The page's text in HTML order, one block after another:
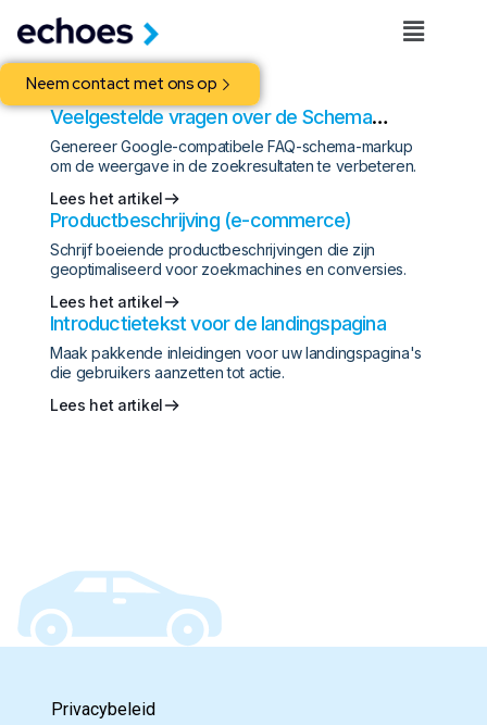
Neem contact met ons op
Veelgestelde vragen over de Schema
Generator (JSON-LD)
Genereer Google-compatibele FAQ-schema-markup
om de weergave in de zoekresultaten te verbeteren.
Lees het artikel
Productbeschrijving (e-commerce)
Schrijf boeiende productbeschrijvingen die zijn
geoptimaliseerd voor zoekmachines en conversies.
Lees het artikel
Introductietekst voor de landingspagina
Maak pakkende inleidingen voor uw landingspagina's
die gebruikers aanzetten tot actie.
Lees het artikel
Privacybeleid